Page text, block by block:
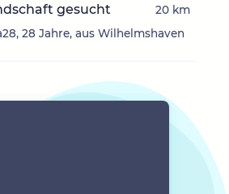
gesucht
28 Jahre, aus Wilhelmshaven
20 km